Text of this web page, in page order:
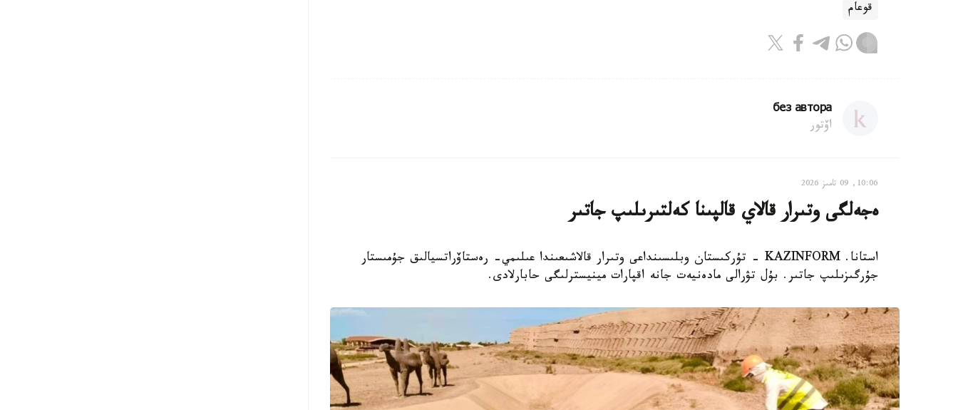
قوعام
без автора
اۆتور
10:06, 09 تامىز 2026
ەجەلگى وتىرار قالاي قالپىنا كەلتىرىلىپ جاتىر
استانا. KAZINFORM - تۇركىستان وبلىسىنداعى وتىرار قالاشىعىندا عىلىمي- رەستاۆراتسيالىق جۇمىستار
جۇرگىزىلىپ جاتىر. بۇل تۋرالى مادەنيەت جانە اقپارات مينيسترلىگى حابارلادى.